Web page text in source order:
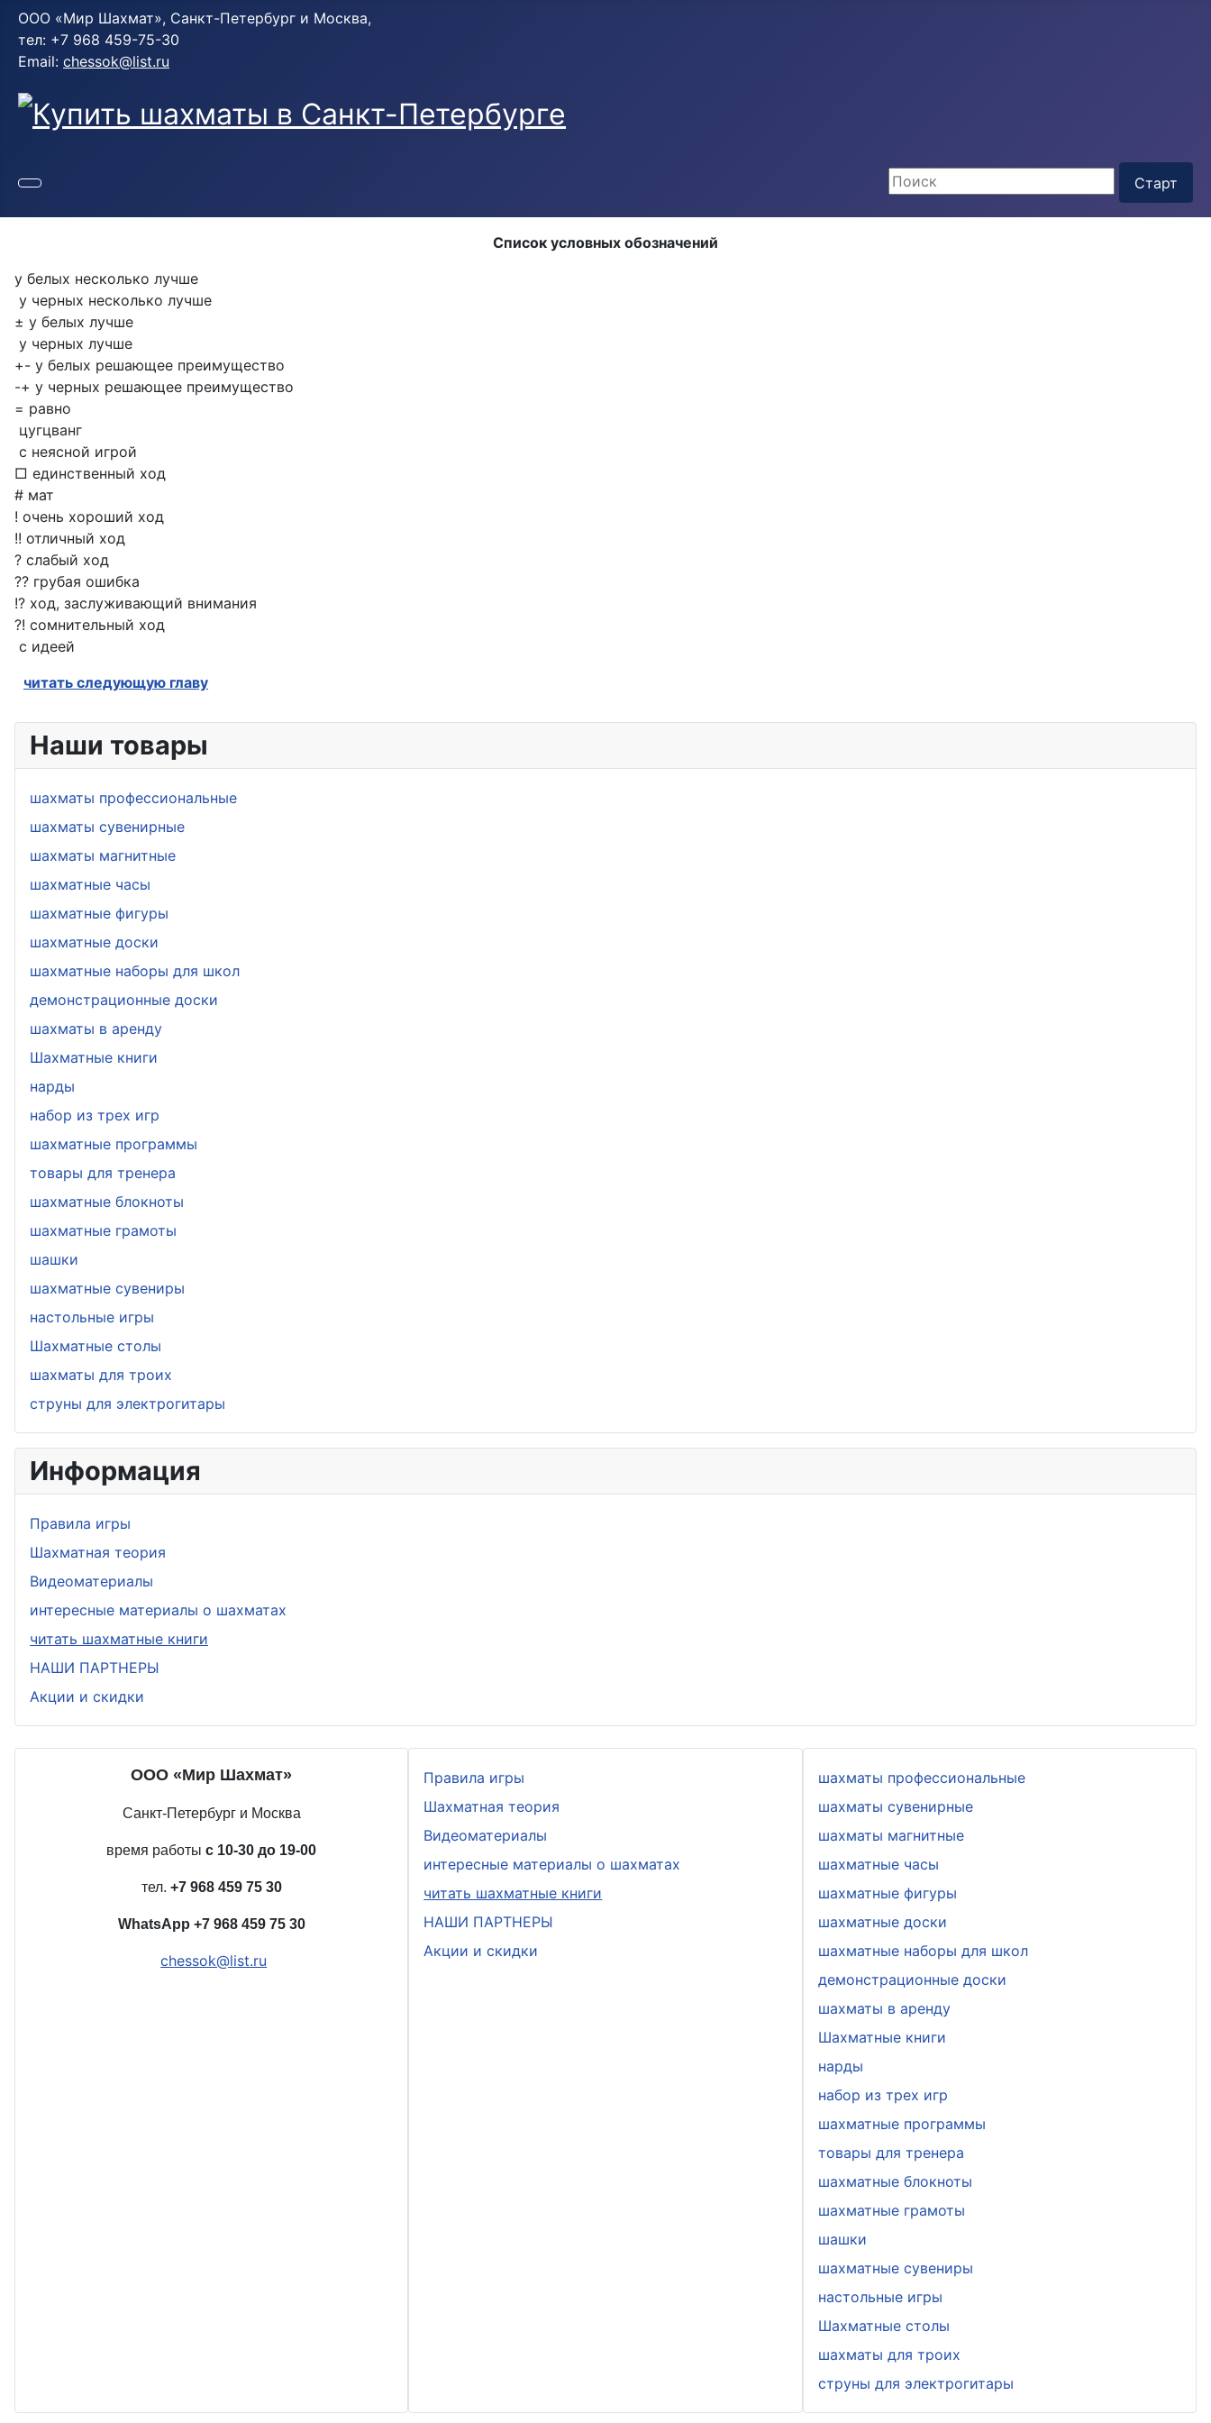
ООО «Мир Шахмат», Санкт-Петербург и Москва,
тел: +7 968 459-75-30
Email: chessok@list.ru
Наши товары
шахматы профессиональные
шахматы сувенирные
шахматы магнитные
шахматные часы
шахматные фигуры
шахматные доски
шахматные наборы для школ
демонстрационные доски
шахматы в аренду
Шахматные книги
нарды
набор из трех игр
шахматные программы
товары для тренера
шахматные блокноты
шахматные грамоты
шашки
шахматные сувениры
настольные игры
Шахматные столы
шахматы для троих
струны для электрогитары
Информация
Правила игры
Шахматная теория
Видеоматериалы
интересные материалы о шахматах
читать шахматные книги
НАШИ ПАРТНЕРЫ
Акции и скидки
Список условных обозначений
у белых несколько лучше
у черных несколько лучше
± у белых лучше
у черных лучше
+- у белых решающее преимущество
-+ у черных решающее преимущество
= равно
цугцванг
с неясной игрой
□ единственный ход
# мат
! очень хороший ход
!! отличный ход
? слабый ход
?? грубая ошибка
!? ход, заслуживающий внимания
?! сомнительный ход
с идеей
читать следующую главу
ООО «Мир Шахмат»
Санкт-Петербург и Москва
время работыс 10-30 до 19-00
тел. +7 968 459 75 30
WhatsApp +7 968 459 75 30
chessok@list.ru
Правила игры
Шахматная теория
Видеоматериалы
интересные материалы о шахматах
читать шахматные книги
НАШИ ПАРТНЕРЫ
Акции и скидки
шахматы профессиональные
шахматы сувенирные
шахматы магнитные
шахматные часы
шахматные фигуры
шахматные доски
шахматные наборы для школ
демонстрационные доски
шахматы в аренду
Шахматные книги
нарды
набор из трех игр
шахматные программы
товары для тренера
шахматные блокноты
шахматные грамоты
шашки
шахматные сувениры
настольные игры
Шахматные столы
шахматы для троих
струны для электрогитары